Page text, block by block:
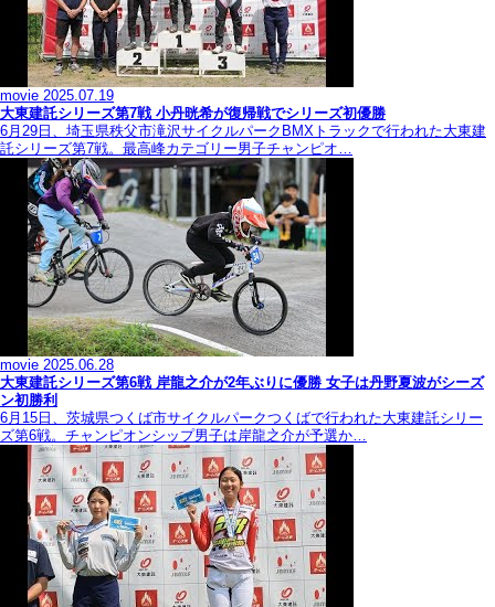
movie 2025.07.19
大東建託シリーズ第7戦 ⼩丹晄希が復帰戦でシリーズ初優勝
6月29日、埼玉県秩父市滝沢サイクルパークBMXトラックで行われた大東建
託シリーズ第7戦。最高峰カテゴリー男子チャンピオ…
movie 2025.06.28
大東建託シリーズ第6戦 岸龍之介が2年ぶりに優勝 女子は丹野夏波がシーズ
ン初勝利
6月15日、茨城県つくば市サイクルパークつくばで行われた大東建託シリー
ズ第6戦。チャンピオンシップ男子は岸龍之介が予選か…